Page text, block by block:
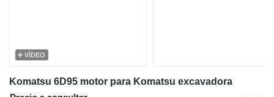
VÍDEO
Komatsu 6D95 motor para Komatsu excavadora